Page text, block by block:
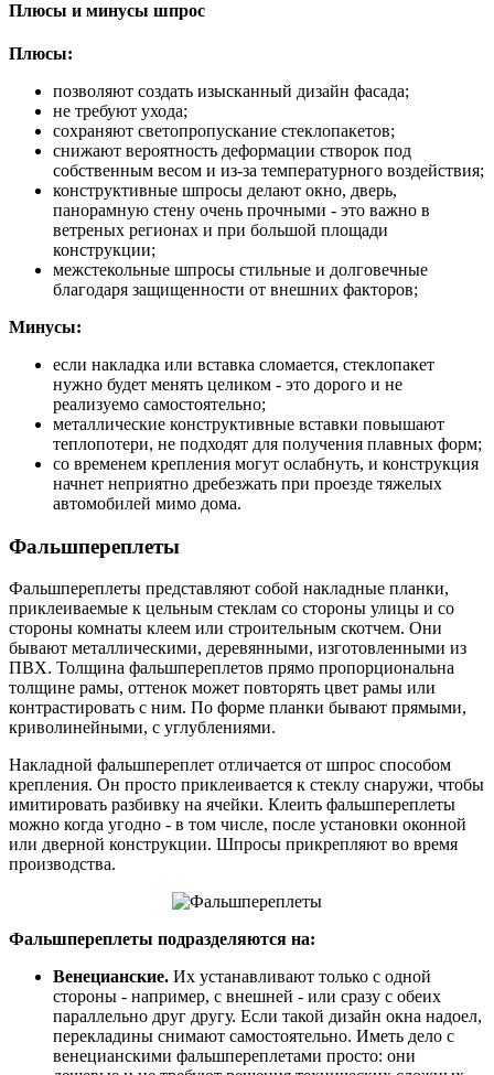
Плюсы и минусы шпрос
Плюсы:
позволяют создать изысканный дизайн фасада;
не требуют ухода;
сохраняют светопропускание стеклопакетов;
снижают вероятность деформации створок под
собственным весом и из-за температурного воздействия;
конструктивные шпросы делают окно, дверь,
панорамную стену очень прочными - это важно в
ветреных регионах и при большой площади
конструкции;
межстекольные шпросы стильные и долговечные
благодаря защищенности от внешних факторов;
Минусы:
если накладка или вставка сломается, стеклопакет
нужно будет менять целиком - это дорого и не
реализуемо самостоятельно;
металлические конструктивные вставки повышают
теплопотери, не подходят для получения плавных форм;
со временем крепления могут ослабнуть, и конструкция
начнет неприятно дребезжать при проезде тяжелых
автомобилей мимо дома.
Фальшпереплеты
Фальшпереплеты представляют собой накладные планки,
приклеиваемые к цельным стеклам со стороны улицы и со
стороны комнаты клеем или строительным скотчем. Они
бывают металлическими, деревянными, изготовленными из
ПВХ. Толщина фальшпереплетов прямо пропорциональна
толщине рамы, оттенок может повторять цвет рамы или
контрастировать с ним. По форме планки бывают прямыми,
криволинейными, с углублениями.
Накладной фальшпереплет отличается от шпрос способом
крепления. Он просто приклеивается к стеклу снаружи, чтобы
имитировать разбивку на ячейки. Клеить фальшпереплеты
можно когда угодно - в том числе, после установки оконной
или дверной конструкции. Шпросы прикрепляют во время
производства.
Фальшпереплеты подразделяются на:
Венецианские. Их устанавливают только с одной
стороны - например, с внешней - или сразу с обеих
параллельно друг другу. Если такой дизайн окна надоел,
перекладины снимают самостоятельно. Иметь дело с
венецианскими фальшпереплетами просто: они